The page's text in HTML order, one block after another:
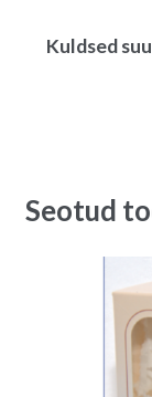
Kuldsed
Seotud